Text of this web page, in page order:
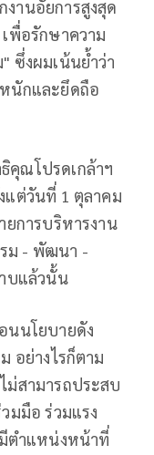
งานอัยการสูงสุด
พื่อรักษาความ
ซึ่งผมเน้นย้ำว่า
นักและยึดถือ
คุณโปรดเกล้าฯ
แต่วันที่ 1 ตุลาคม
การบริหารงาน
รม - พัฒนา -
บแล้วนั้น
นนโยบายดัง
อย่างไรก็ตาม
ม่สามารถประสบ
มมือ ร่วมแรง
มีตำแหน่งหน้าที่